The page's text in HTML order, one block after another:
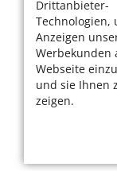
Drittanbieter-
Technologien,
Anzeigen
Werbekunden
Webseite
und sie Ihnen
zeigen.